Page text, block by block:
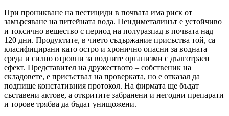
При проникване на пестициди в почвата има риск от
замърсяване на питейната вода. Пендиметалинът е устойчиво
и токсично вещество с период на полуразпад в почвата над
120 дни. Продуктите, в чието съдържание присъства той, са
класифицирани като остро и хронично опасни за водната
среда и силно отровни за водните организми с дълготраен
ефект. Представител на дружеството – собственик на
складовете, е присъствал на проверката, но е отказал да
подпише констативния протокол. На фирмата ще бъдат
съставени актове, а откритите забранени и негодни препарати
и торове трябва да бъдат унищожени.